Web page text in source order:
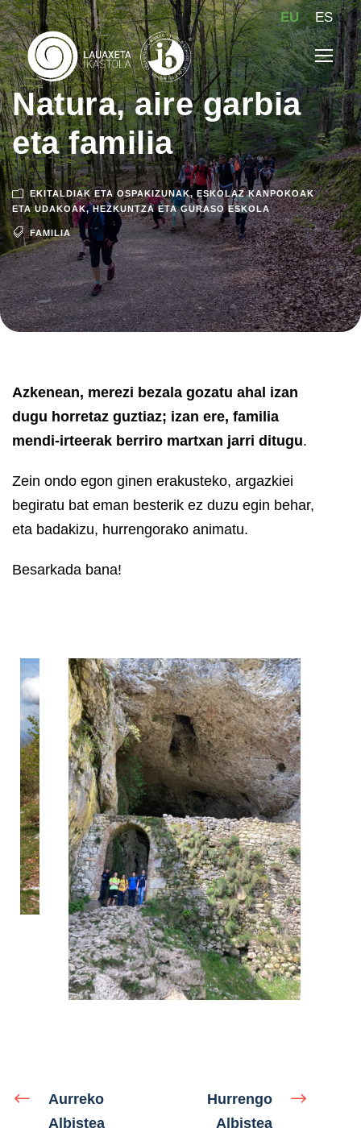
EU ES
Natura, aire garbia
eta familia
EKITALDIAK ETA OSPAKIZUNAK, ESKOLAZ KANPOKOAK
ETA UDAKOAK, HEZKUNTZA ETA GURASO ESKOLA
FAMILIA
Azkenean, merezi bezala gozatu ahal izan
dugu horretaz guztiaz; izan ere, familia
mendi-irteerak berriro martxan jarri ditugu.
Zein ondo egon ginen erakusteko, argazkiei
begiratu bat eman besterik ez duzu egin behar,
eta badakizu, hurrengorako animatu.
Besarkada bana!
Aurreko
Albistea
Hurrengo
Albistea